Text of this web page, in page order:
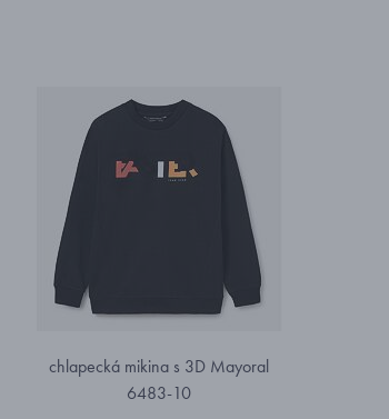
chlapecká mikina s 3D Mayoral
6483-10